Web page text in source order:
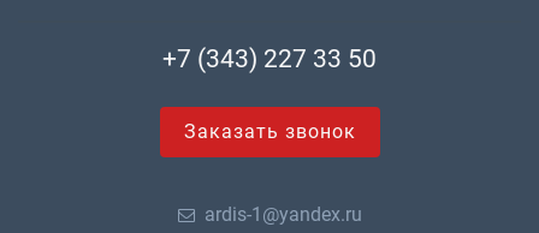
+7 (343) 227 33 50
Заказать звонок
ardis-1@yandex.ru